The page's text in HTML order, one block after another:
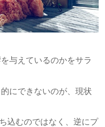
与えているのかをサラ
にできないのが、現状
込むのではなく、逆にプ